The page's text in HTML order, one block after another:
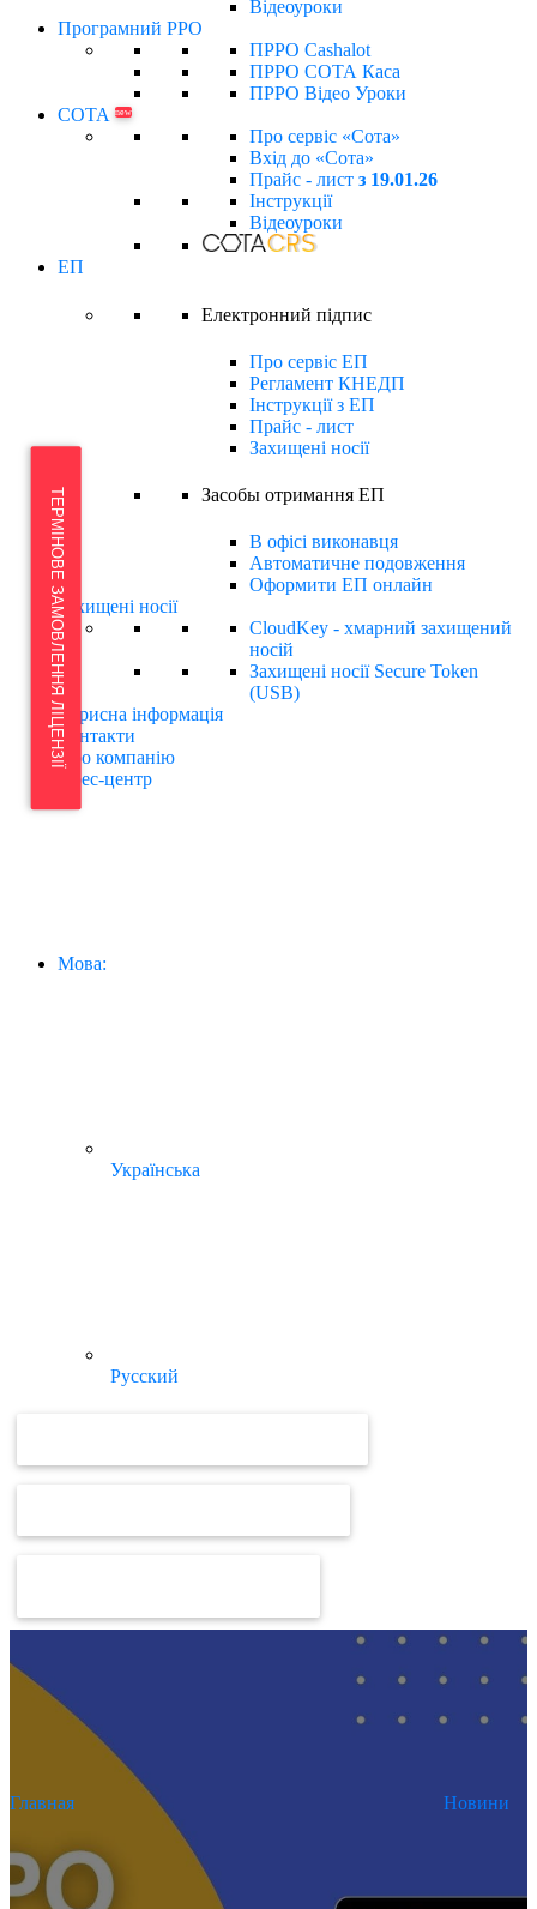
Відеоуроки
Програмний РРО
ПРРО Cashalot
ПРРО СОТА Каса
ПРРО Відео Уроки
СОТА
new
Про сервіс «Сота»
Вхід до «Сота»
Прайс - лист з 19.01.26
Інструкції
Відеоуроки
ЕП
Електронний підпиc
Про сервіс ЕП
Регламент КНЕДП
Інструкції з ЕП
Прайс - лист
Захищені носії
Засобы отримання ЕП
В офісі виконавця
Автоматичне подовження
Оформити ЕП онлайн
Захищені носії
CloudKey - хмарний захищений
носій
Захищені носії Secure Token
(USB)
Корисна інформація
Контакти
Про компанію
Прес-центр
Мова:
Українська
Русский
Главная Новини
ТЕРМІНОВЕ ЗАМОВЛЕННЯ ЛІЦЕНЗІЇ